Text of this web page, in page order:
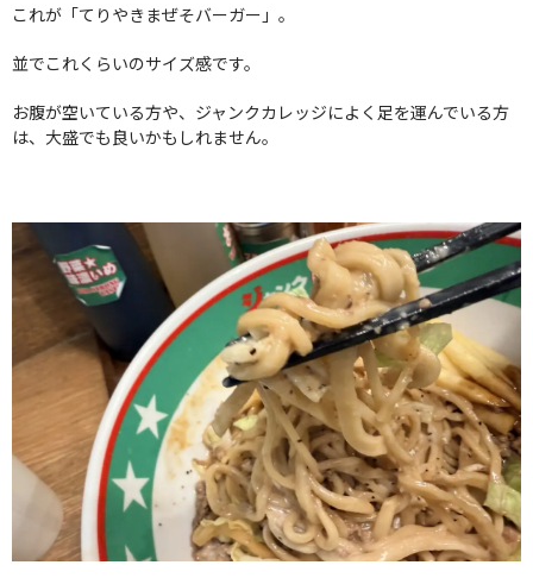
これが「てりやきまぜそバーガー」。
並でこれくらいのサイズ感です。
お腹が空いている方や、ジャンクカレッジによく足を運んでいる方
は、大盛でも良いかもしれません。